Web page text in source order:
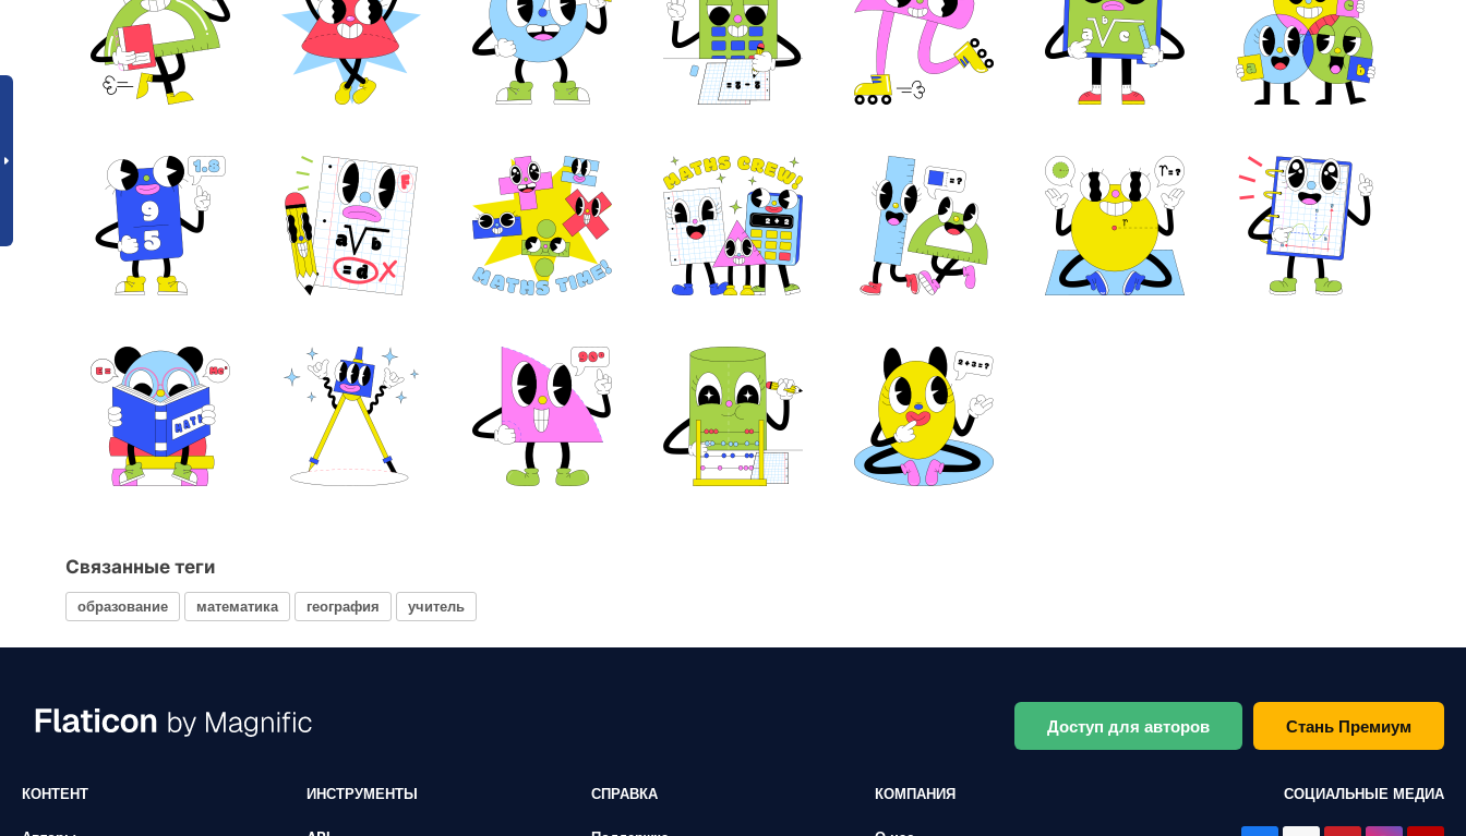
Связанные теги
образование математика география учитель
Доступ для авторов Стань Премиум
КОНТЕНТ ИНСТРУМЕНТЫ СПРАВКА КОМПАНИЯ СОЦИАЛЬНЫЕ МЕДИА